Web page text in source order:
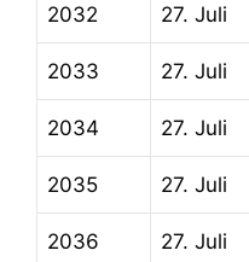
2032 27. Juli
2033 27. Juli
2034 27. Juli
2035 27. Juli
2036 27. Juli